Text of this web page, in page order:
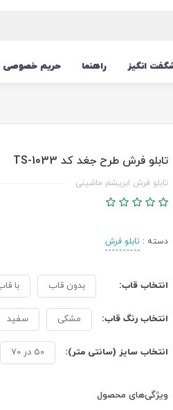
انگیز راهنما حریم خصوصی
تابلو فرش طرح جغد کد TS-1033
تابلو فرش ابریشم ماشینی
دسته :تابلو فرش
انتخاب قاب: بدون قاب با
انتخاب رنگ قاب: مشکی سفید
انتخاب سایز (سانتی متر): 50 در 70
ویژگی‌های محصول